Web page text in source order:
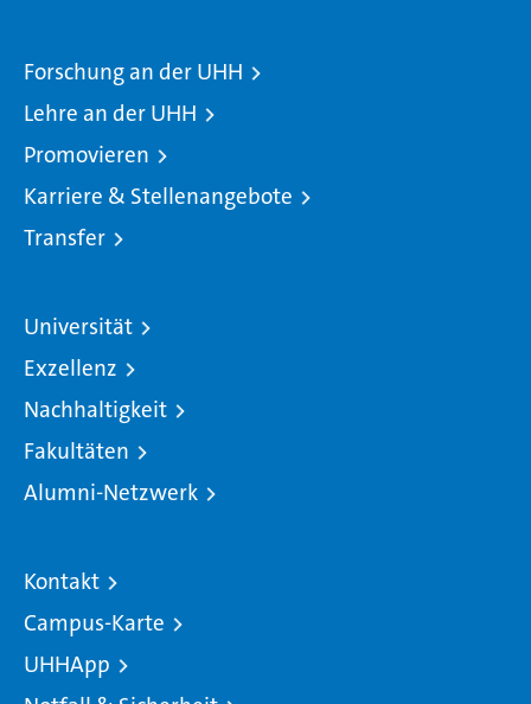
Forschung an der UHH
Lehre an der UHH
Promovieren
Karriere & Stellenangebote
Transfer
Universität
Exzellenz
Nachhaltigkeit
Fakultäten
Alumni-Netzwerk
Kontakt
Campus-Karte
UHHApp